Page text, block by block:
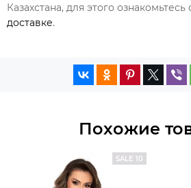
Казахстана, для этого
доставке.
Похожие
SALE 10